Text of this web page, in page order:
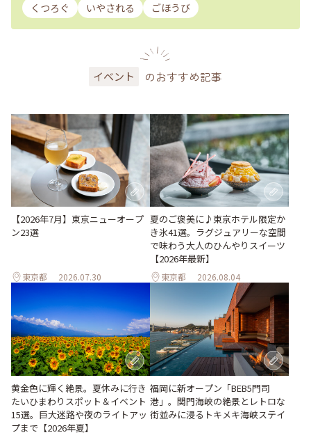
くつろぐ
いやされる ごほうび
イベント のおすすめ記事
【2026年7月】東京ニューオープ
ン23選
東京都 2026.07.30
夏のご褒美に♪東京ホテル限定か
き氷41選。ラグジュアリーな空間
で味わう大人のひんやりスイーツ
【2026年最新】
東京都 2026.08.04
黄金色に輝く絶景。夏休みに行き
たいひまわりスポット＆イベント
15選。巨大迷路や夜のライトアッ
プまで【2026年夏】
福岡に新オープン「BEB5門司
港」。関門海峡の絶景とレトロな
街並みに浸るトキメキ海峡ステイ